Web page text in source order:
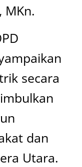
MKn.
secara
dan
Utara.